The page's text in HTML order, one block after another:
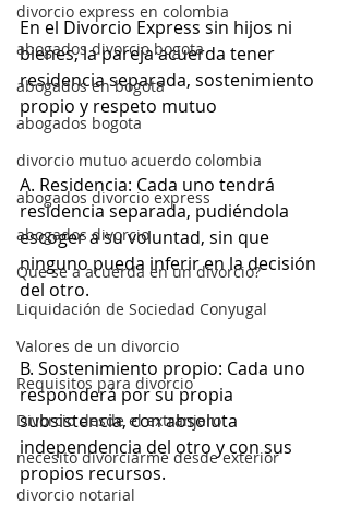
divorcio express en colombia
abogados divorcio bogota
abogados en bogota
abogados bogota
divorcio mutuo acuerdo colombia
abogados divorcio express
abogados divorcio
Que se a acuerda en un divorcio?
Liquidación de Sociedad Conyugal
Valores de un divorcio
Requisitos para divorcio
Divorcio desde el extranjero
necesito divorciarme desde exterior
divorcio notarial
En el Divorcio Express sin hijos ni
bienes, la pareja acuerda tener
residencia separada, sostenimiento
propio y respeto mutuo
A. Residencia: Cada uno tendrá
residencia separada, pudiéndola
escoger a su voluntad, sin que
ninguno pueda inferir en la decisión
del otro.
B. Sostenimiento propio: Cada uno
responderá por su propia
subsistencia, con absoluta
independencia del otro y con sus
propios recursos.